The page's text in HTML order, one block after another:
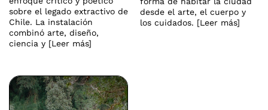
sobre el legado extractivo de
Chile. La instalación
combinó arte, diseño,
ciencia y [Leer más]
desde el arte, el cuerpo y
los cuidados. [Leer más]